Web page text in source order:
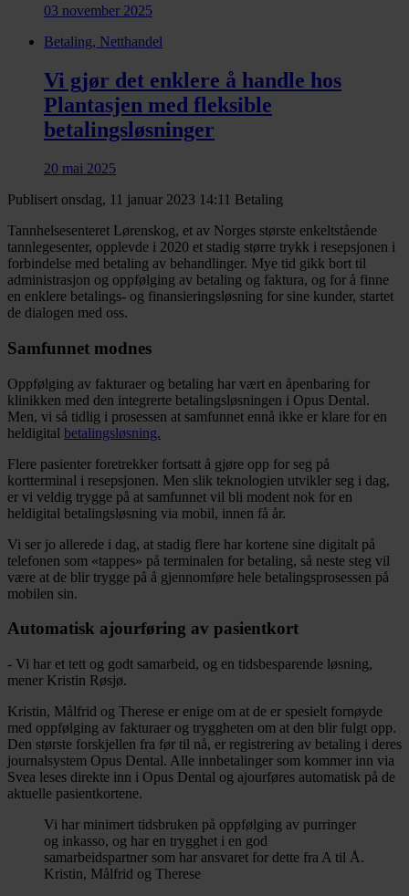
03 november 2025
Betaling, Netthandel
Vi gjør det enklere å handle hos
Plantasjen med fleksible
betalingsløsninger
20 mai 2025
Publisert onsdag, 11 januar 2023 14:11 Betaling
Tannhelsesenteret Lørenskog, et av Norges største enkeltstående
tannlegesenter, opplevde i 2020 et stadig større trykk i resepsjonen i
forbindelse med betaling av behandlinger. Mye tid gikk bort til
administrasjon og oppfølging av betaling og faktura, og for å finne
en enklere betalings- og finansieringsløsning for sine kunder, startet
de dialogen med oss.
Samfunnet modnes
Oppfølging av fakturaer og betaling har vært en åpenbaring for
klinikken med den integrerte betalingsløsningen i Opus Dental.
Men, vi så tidlig i prosessen at samfunnet ennå ikke er klare for en
heldigital betalingsløsning.
Flere pasienter foretrekker fortsatt å gjøre opp for seg på
kortterminal i resepsjonen. Men slik teknologien utvikler seg i dag,
er vi veldig trygge på at samfunnet vil bli modent nok for en
heldigital betalingsløsning via mobil, innen få år.
Vi ser jo allerede i dag, at stadig flere har kortene sine digitalt på
telefonen som «tappes» på terminalen for betaling, så neste steg vil
være at de blir trygge på å gjennomføre hele betalingsprosessen på
mobilen sin.
Automatisk ajourføring av pasientkort
- Vi har et tett og godt samarbeid, og en tidsbesparende løsning,
mener Kristin Røsjø.
Kristin, Målfrid og Therese er enige om at de er spesielt fornøyde
med oppfølging av fakturaer og tryggheten om at den blir fulgt opp.
Den største forskjellen fra før til nå, er registrering av betaling i deres
journalsystem Opus Dental. Alle innbetalinger som kommer inn via
Svea leses direkte inn i Opus Dental og ajourføres automatisk på de
aktuelle pasientkortene.
Vi har minimert tidsbruken på oppfølging av purringer
og inkasso, og har en trygghet i en god
samarbeidspartner som har ansvaret for dette fra A til Å.
Kristin, Målfrid og Therese